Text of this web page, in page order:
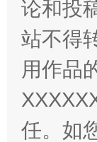
国家大
论和投
站不得
用作品
任。如